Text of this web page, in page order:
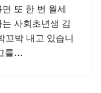
또 한 번 월세
사회초년생 김
꼬박 내고 있습니
를…